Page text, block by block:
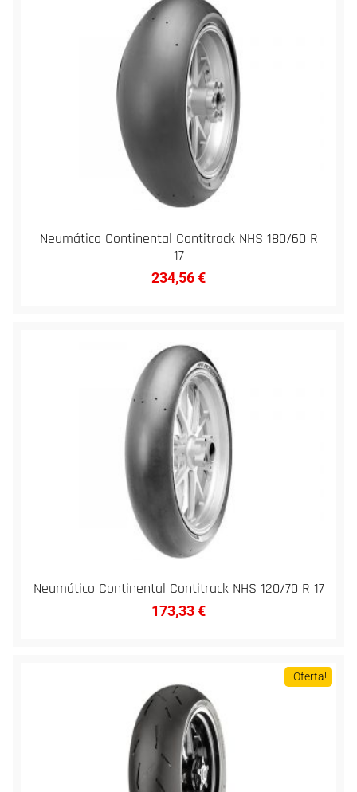
Neumático Continental Contitrack NHS 180/60 R
17
234,56€
Neumático Continental Contitrack NHS 120/70 R 17
173,33€
¡Oferta!